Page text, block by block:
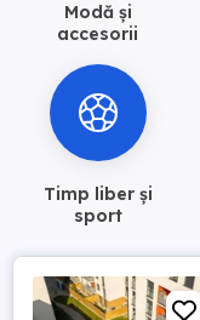
Modă și
accesorii
Timp liber și
sport